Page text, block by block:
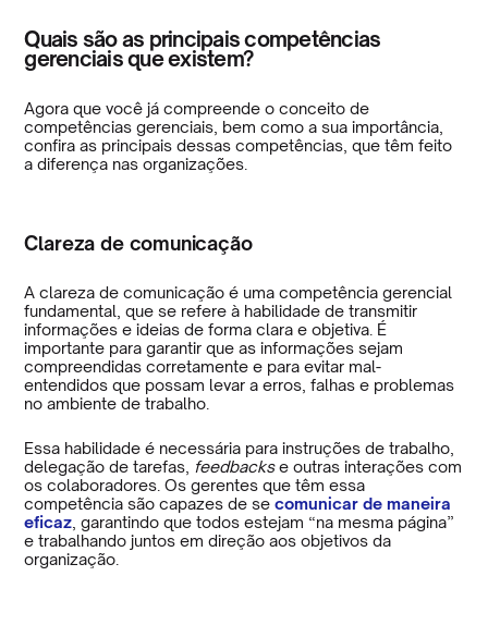
Quais são as principais competências
gerenciais que existem?
Agora que você já compreende o conceito de
competências gerenciais, bem como a sua importância,
confira as principais dessas competências, que têm feito
a diferença nas organizações.
Clareza de comunicação
A clareza de comunicação é uma competência gerencial
fundamental, que se refere à habilidade de transmitir
informações e ideias de forma clara e objetiva. É
importante para garantir que as informações sejam
compreendidas corretamente e para evitar mal-
entendidos que possam levar a erros, falhas e problemas
no ambiente de trabalho.
Essa habilidade é necessária para instruções de trabalho,
delegação de tarefas, feedbackse outras interações com
os colaboradores. Os gerentes que têm essa
competência são capazes de secomunicar de maneira
eficaz , garantindo que todos estejam “na mesma página”
e trabalhando juntos em direção aos objetivos da
organização.